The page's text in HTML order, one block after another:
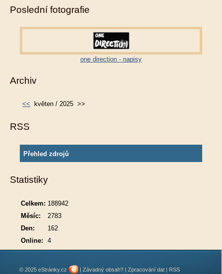
Poslední fotografie
one direction - napisy
Archiv
<< květen / 2025 >>
RSS
Přehled zdrojů
Statistiky
Online: 4
Celkem: 188942
Měsíc:
2783
Den:
162
© 2025 eStránky.cz | Závadný obsah? | Zpracování dat | RSS